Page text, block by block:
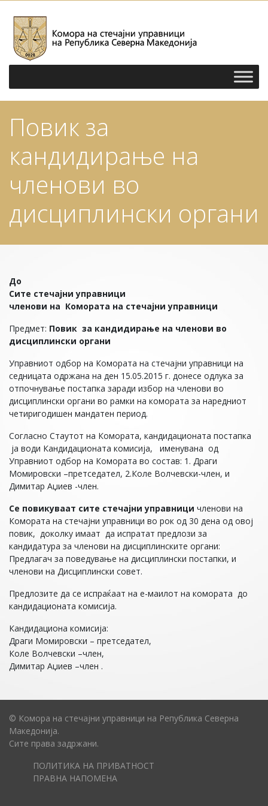
Повик за
кандидирање на
членови во
дисциплински органи
До
Сите стечајни управници
членови на Комората на стечајни управници
Предмет: Повик за кандидирање на членови во
дисциплински органи
Управниот одбор на Комората на стечајни управници на
седницата одржана на ден 15.05.2015 г. донесе одлука за
отпочнување постапка заради избор на членови во
дисциплински органи во рамки на комората за наредниот
четиригодишен мандатен период.
Согласно Стаутот на Комората, кандидационата постапка
ја води Кандидационата комисија, именувана од
Управниот одбор на Комората во состав: 1. Драги
Момировски –претседател, 2.Коле Волчевски-член, и
Димитар Аџиев -член.
Се повикуваат сите стечајни управници членови на
Комората на стечајни управници во рок од 30 дена од овој
повик, доколку имаат да испратат предлози за
кандидатура за членови на дисциплинските органи:
Предлагач за поведување на дисциплински постапки, и
членови на Дисциплински совет.
Предлозите да се испраќаат на е-маилот на комората до
кандидационата комисија.
Кандидациона комисија:
Драги Момировски – претседател,
Коле Волчевски –член,
Димитар Аџиев –член .
© Комора на стечајни управници на Република Северна
Македонија.
Сите права задржани.
ПОЛИТИКА НА ПРИВАТНОСТ
ПРАВНА НАПОМЕНА